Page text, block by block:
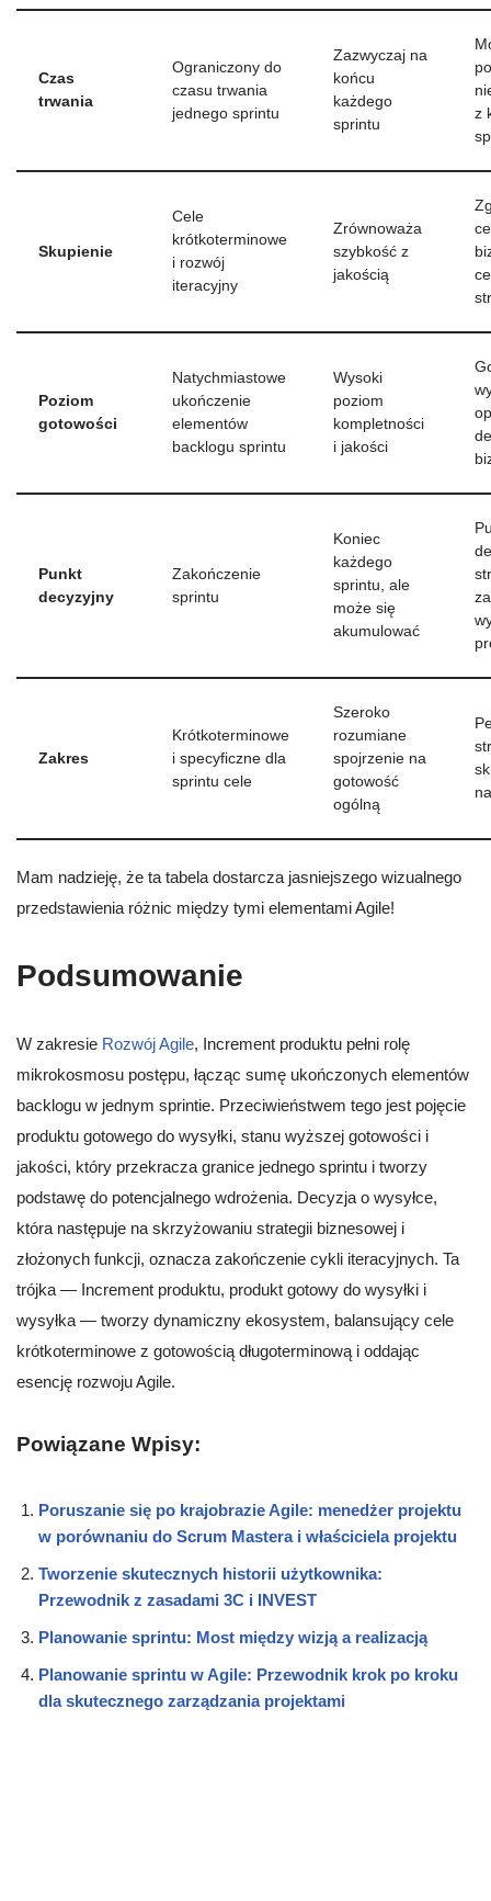
Czas
trwania
Ograniczony do
czasu trwania
jednego sprintu
Zazwyczaj na
końcu
każdego
sprintu
z
Skupienie
Cele
krótkoterminowe
i rozwój
iteracyjny
Zrównoważa
szybkość z
jakością
Poziom
gotowości
Natychmiastowe
ukończenie
elementów
backlogu sprintu
Wysoki
poziom
kompletności
i jakości
Punkt
decyzyjny
Zakończenie
sprintu
Koniec
każdego
sprintu, ale
może się
akumulować
Zakres
Krótkoterminowe
i specyficzne dla
sprintu cele
Szeroko
rozumiane
spojrzenie na
gotowość
ogólną
Mam nadzieję, że ta tabela dostarcza jasniejszego wizualnego
przedstawienia różnic między tymi elementami Agile!
Podsumowanie
W zakresie Rozwój Agile, Increment produktu pełni rolę
mikrokosmosu postępu, łącząc sumę ukończonych elementów
backlogu w jednym sprintie. Przeciwieństwem tego jest pojęcie
produktu gotowego do wysyłki, stanu wyższej gotowości i
jakości, który przekracza granice jednego sprintu i tworzy
podstawę do potencjalnego wdrożenia. Decyzja o wysyłce,
która następuje na skrzyżowaniu strategii biznesowej i
złożonych funkcji, oznacza zakończenie cykli iteracyjnych. Ta
trójka — Increment produktu, produkt gotowy do wysyłki i
wysyłka — tworzy dynamiczny ekosystem, balansujący cele
krótkoterminowe z gotowością długoterminową i oddając
esencję rozwoju Agile.
Powiązane Wpisy:
Poruszanie się po krajobrazie Agile: menedżer projektu
w porównaniu do Scrum Mastera i właściciela projektu
Tworzenie skutecznych historii użytkownika:
Przewodnik z zasadami 3C i INVEST
Planowanie sprintu: Most między wizją a realizacją
Planowanie sprintu w Agile: Przewodnik krok po kroku
dla skutecznego zarządzania projektami